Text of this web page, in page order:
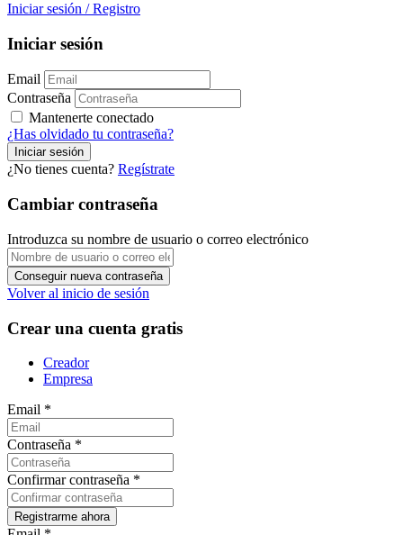
Iniciar sesión / Registro
Iniciar sesión
Email
Contraseña
Mantenerte conectado
¿Has olvidado tu contraseña?
¿No tienes cuenta? Regístrate
Cambiar contraseña
Introduzca su nombre de usuario o correo electrónico
Volver al inicio de sesión
Crear una cuenta gratis
Creador
Empresa
Email *
Contraseña *
Confirmar contraseña *